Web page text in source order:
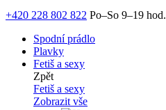
+420 228 802 822 Po–So 9–19 hod.
Spodní prádlo
Plavky
Fetiš a sexy
Zpět
Fetiš a sexy
Zobrazit vše